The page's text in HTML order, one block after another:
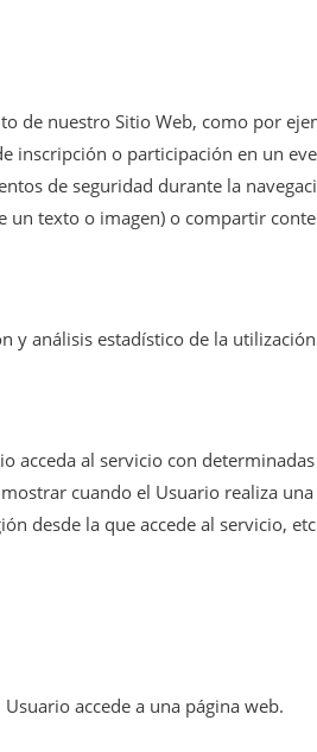
de nuestro Sitio Web, como por
inscripción o participación en un
de seguridad durante la
texto o imagen) o compartir
análisis estadístico de la
al servicio con
cuando el Usuario realiza
desde la que accede al servicio,
accede a una página web.